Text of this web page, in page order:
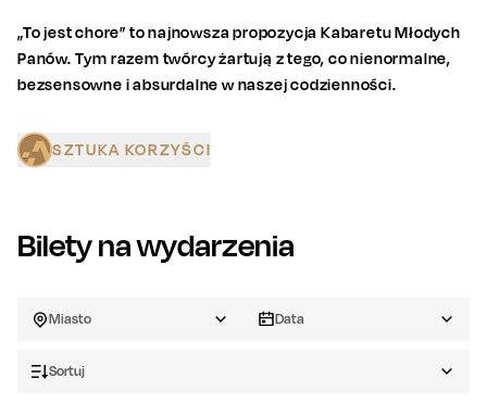
„To jest chore” to najnowsza propozycja Kabaretu Młodych
Panów. Tym razem twórcy żartują z tego, co nienormalne,
bezsensowne i absurdalne w naszej codzienności.
SZTUKA KORZYŚCI
Bilety na wydarzenia
Miasto Data
Sortuj